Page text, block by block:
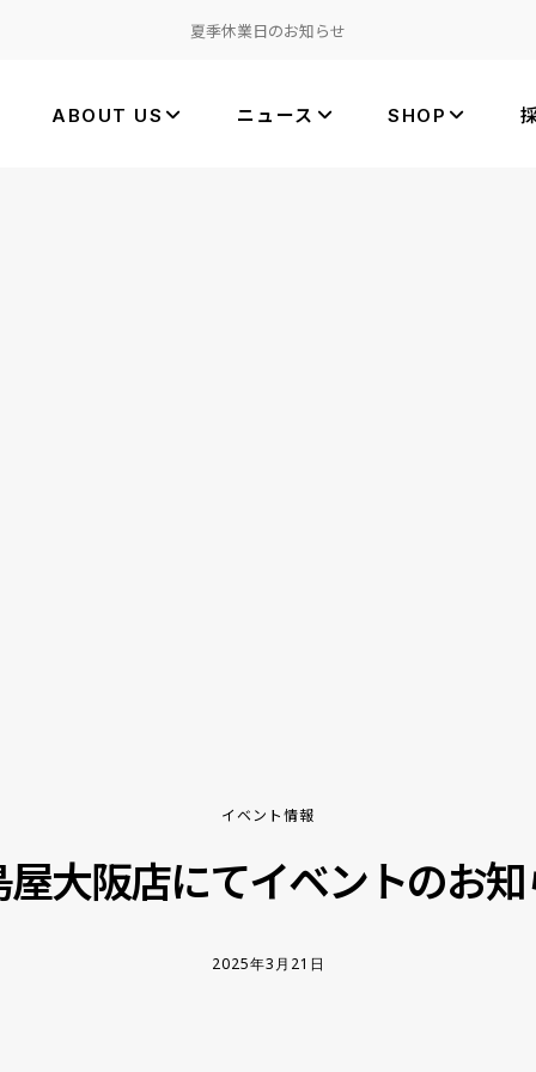
夏季休業日のお知らせ
ABOUT US ニュース SHOP
イベント情報
屋大阪店にてイベントのお知
2025年3月21日